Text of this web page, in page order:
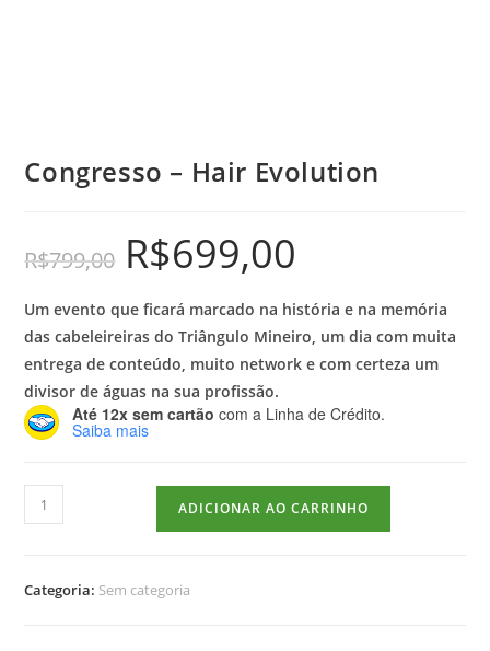
Congresso – Hair Evolution
R$799,00 R$699,00
Um evento que ficará marcado na história e na memória
das cabeleireiras do Triângulo Mineiro, um dia com muita
entrega de conteúdo, muito network e com certeza um
divisor de águas na sua profissão.
Até 12x sem cartão com a Linha de Crédito.
Saiba mais
ADICIONAR AO CARRINHO
Categoria: Sem categoria